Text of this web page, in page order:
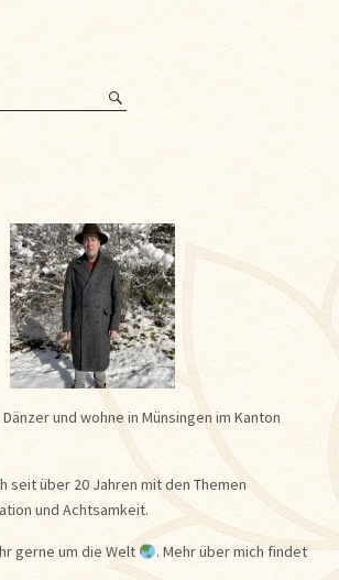
und wohne in Münsingen im Kanton
seit über 20 Jahren mit den Themen
und Achtsamkeit.
gerne um die Welt
. Mehr über mich findet